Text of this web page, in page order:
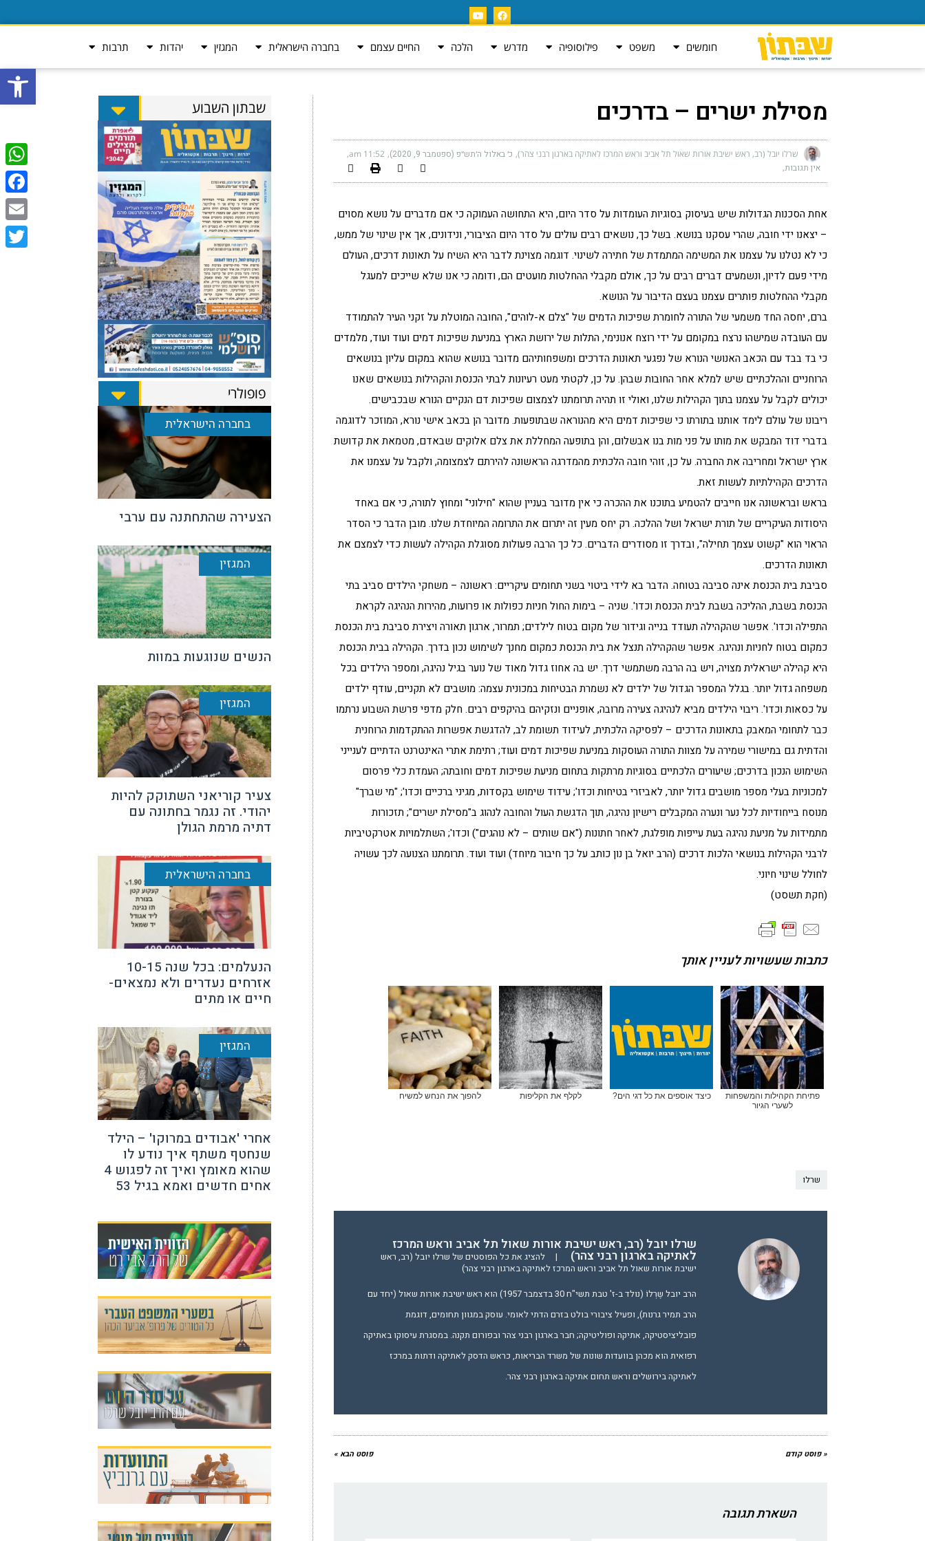
פתח
חומשים משפט פילוסופיה מדרש הלכה החיים עצמם בחברה הישראלית המגזין יהדות תרבות
מסילת ישרים – בדרכים
שרלו יובל (רב, ראש ישיבת אורות שאול תל אביב וראש המרכז לאתיקה בארגון רבני צהר) כ׳ באלול ה׳תש״פ (ספטמבר 9, 2020) 11:52 am
אין תגובות
אחת הסכנות הגדולות שיש בעיסוק בסוגיות העומדות על סדר היום, היא התחושה העמוקה כי אם מדברים על נושא מסוים
– יצאנו ידי חובה, שהרי עסקנו בנושא. בשל כך, נושאים רבים עולים על סדר היום הציבורי, ונידונים, אך אין שינוי של ממש,
כי לא נטלנו על עצמנו את המשימה המתמדת של חתירה לשינוי. דוגמה מצוינת לדבר היא השיח על תאונות דרכים, העולם
מידי פעם לדיון, ונשמעים דברים רבים על כך, אולם מקבלי ההחלטות מועטים הם, ודומה כי אנו שלא שייכים למעגל
מקבלי ההחלטות פותרים עצמנו בעצם הדיבור על הנושא.
ברם, יחסה החד משמעי של התורה לחומרת שפיכות הדמים של "צלם א-לוהים", החובה המוטלת על זקני העיר להתמודד
עם העובדה שמישהו נרצח במקומם על ידי רוצח אנונימי, התלות של ירושת הארץ במניעת שפיכות דמים ועוד ועוד, מלמדים
כי בד בבד עם הכאב האנושי הנורא של נפגעי תאונות הדרכים ומשפחותיהם מדובר בנושא שהוא במקום עליון בנושאים
הרוחניים וההלכתיים שיש למלא אחר החובות שבהן. על כן, לקטתי מעט רעיונות לבתי הכנסת והקהילות בנושאים שאנו
יכולים לקבל על עצמנו בתוך הקהילות שלנו, ואולי זו תהיה תרומתנו לצמצום שפיכות דם הנקיים הנורא שבכבישים.
ריבונו של עולם לימד אותנו בתורתו כי שפיכות דמים היא מהנוראה שבתופעות. מדובר הן בכאב אישי נורא, המוזכר לדוגמה
בדברי דוד המבקש את מותו על פני מות בנו אבשלום, והן בתופעה המחללת את צלם אלוקים שבאדם, מטמאת את קדושת
ארץ ישראל ומחריבה את החברה. על כן, זוהי חובה הלכתית מהמדרגה הראשונה להירתם לצמצומה, ולקבל על עצמנו את
הדרכים הקהילתיות לעשות זאת.
בראש ובראשונה אנו חייבים להטמיע בתוכנו את ההכרה כי אין מדובר בעניין שהוא "חילוני" ומחוץ לתורה, כי אם באחד
היסודות העיקריים של תורת ישראל ושל ההלכה. רק יחס מעין זה יתרום את התרומה המיוחדת שלנו. מובן הדבר כי הסדר
הראוי הוא "קשוט עצמך תחילה", ובדרך זו מסודרים הדברים. כל כך הרבה פעולות מסוגלת הקהילה לעשות כדי לצמצם את
תאונות הדרכים.
סביבת בית הכנסת אינה סביבה בטוחה. הדבר בא לידי ביטוי בשני תחומים עיקריים: ראשונה – משחקי הילדים סביב בתי
הכנסת בשבת, ההליכה בשבת לבית הכנסת וכדו'. שניה – בימות החול חניות כפולות או פרועות, מהירות הנהיגה לקראת
התפילה וכדו'. אפשר שהקהילה תעודד בנייה וגידור של מקום בטוח לילדים; תמרור, ארגון תאורה ויצירת סביבת בית הכנסת
כמקום בטוח לחניות ונהיגה. אפשר שהקהילה תנצל את בית הכנסת כמקום מחנך לשימוש נכון בדרך. הקהילה בבית הכנסת
היא קהילה ישראלית מצויה, ויש בה הרבה משתמשי דרך. יש בה אחוז גדול מאוד של נוער בגיל נהיגה, ומספר הילדים בכל
משפחה גדול יותר. בגלל המספר הגדול של ילדים לא נשמרת הבטיחות במכונית עצמה: מושבים לא תקניים, עודף ילדים
על כסאות וכדו'. ריבוי הילדים מביא לנהיגה צעירה מרובה, אופניים ונזקיהם בהיקפים רבים. חלק מדפי פרשת השבוע נרתמו
כבר לתחומי המאבק בתאונות הדרכים – לפסיקה הלכתית, לעידוד תשומת לב, להדגשת אפשרות ההתקדמות הרוחנית
והדתית גם במישורי שמירה על מצוות התורה העוסקות במניעת שפיכות דמים ועוד; רתימת אתרי האינטרנט הדתיים לענייני
השימוש הנכון בדרכים; שיעורים הלכתיים בסוגיות מרתקות בתחום מניעת שפיכות דמים וחובתה; העמדת כלי פרסום
למכוניות בעלי מספר מושבים גדול יותר, לאביזרי בטיחות וכדו'; עידוד שימוש בקסדות, מגיני ברכיים וכדו'; "מי שברך"
מנוסח בייחודיות לכל נער ונערה המקבלים רישיון נהיגה, תוך הדגשת העול והחובה לנהוג ב"מסילת ישרים"; תזכורות
מתמידות על מניעת נהיגה בעת עייפות מופלגת, לאחר חתונות ("אם שותים – לא נוהגים") וכדו'; השתלמויות אטרקטיביות
לרבני הקהילות בנושאי הלכות דרכים (הרב יואל בן נון כותב על כך חיבור מיוחד) ועוד ועוד. תרומתנו הצנועה לכך עשויה
לחולל שינוי חיוני.
(חקת תשסט)
כתבות שעשויות לעניין אותך
פתיחת הקהילות והמשפחות
לשערי הגיור
כיצד אוספים את כל דגי הים? לקלף את הקליפות להפוך את הנחש למשיח
שרלו
שרלו יובל (רב, ראש ישיבת אורות שאול תל אביב וראש המרכז
לאתיקה בארגון רבני צהר) |
להציג את כל הפוסטים של שרלו יובל (רב, ראש
ישיבת אורות שאול תל אביב וראש המרכז לאתיקה בארגון רבני צהר)
הרב יובל שֶרְלוֹ (נולד ב-ז' טבת תשי"ח 30 בדצמבר 1957) הוא ראש ישיבת אורות שאול (יחד עם
הרב תמיר גרנות), ופעיל ציבורי בולט בזרם הדתי לאומי. עוסק במגוון תחומים, דוגמת
פובליציסטיקה, אתיקה ופוליטיקה; חבר בארגון רבני צהר ובפורום תקנה. במסגרת עיסוקו באתיקה
רפואית הוא מכהן בוועדות שונות של משרד הבריאות, כראש הדסק לאתיקה ודתות במרכז
לאתיקה בירושלים וראש תחום אתיקה בארגון רבני צהר.
« פוסט קודם פוסט הבא »
השארת תגובה
שבתון השבוע
פופולרי
בחברה הישראלית
הצעירה שהתחתנה עם ערבי
המגזין
הנשים שנוגעות במוות
המגזין
צעיר קוריאני השתוקק להיות
יהודי. זה נגמר בחתונה עם
דתיה מרמת הגולן
בחברה הישראלית
הנעלמים: בכל שנה 10-15
אזרחים נעדרים ולא נמצאים-
חיים או מתים
המגזין
אחרי 'אבודים במרוקו' – הילד
שנחטף משתף איך נודע לו
שהוא מאומץ ואיך זה לפגוש 4
אחים חדשים ואמא בגיל 53
Email